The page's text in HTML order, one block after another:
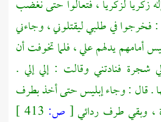
زكريالزكريا ،فتعالوا حتى نغضب
فخرجوا في طلبي ليقتلوني ، وجاءني
أمامهم يدلهم علي ، فلما تخوفت أن
فنادتني وقالت : إلي إلي .
. قال : وجاء إبليس حتى أخذ بطرف
، وبقي طرف ردائي[ ص: